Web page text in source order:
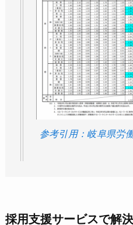
参考引用：岐阜県労
採用支援サービスで解